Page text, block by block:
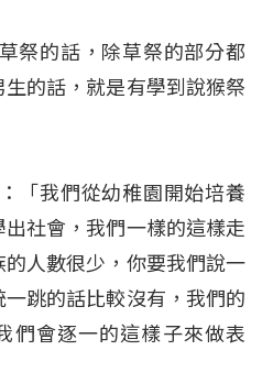
祭的話，除草祭的部分都
的話，就是有學到說猴祭
「我們從幼稚園開始培養
社會，我們一樣的這樣走
人數很少，你要我們說一
跳的話比較沒有，我們的
們會逐一的這樣子來做表